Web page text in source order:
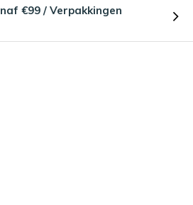
€99 / Verpakkingen